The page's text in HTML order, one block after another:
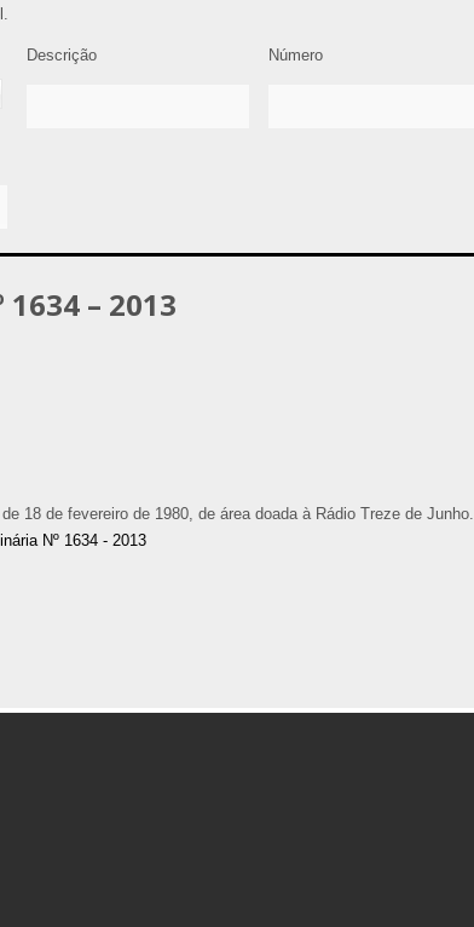
Descrição Número
– 2013
18 de fevereiro de 1980, de área doada à Rádio Treze de Junho.
Nº 1634 - 2013